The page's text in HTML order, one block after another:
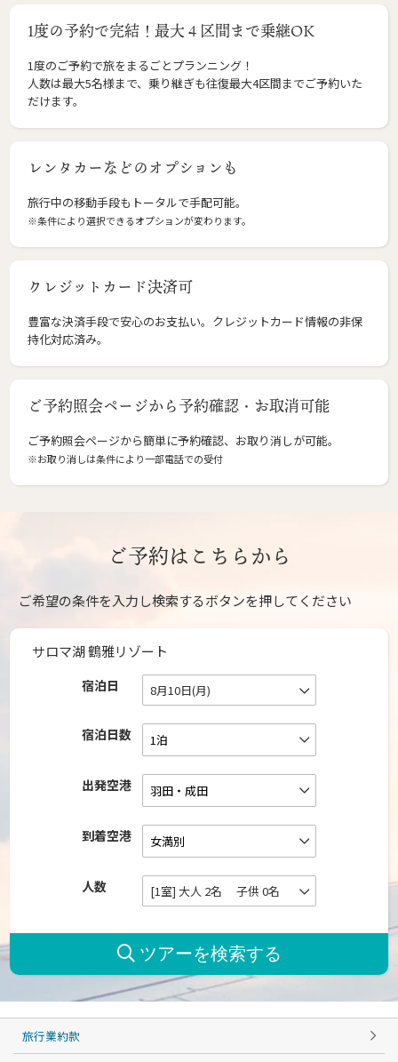
1度の予約で完結！最大４区間まで乗継OK
1度のご予約で旅をまるごとプランニング！
人数は最大5名様まで、乗り継ぎも往復最大4区間までご予約いた
だけます。
レンタカーなどのオプションも
旅行中の移動手段もトータルで手配可能。
※条件により選択できるオプションが変わります。
クレジットカード決済可
豊富な決済手段で安心のお支払い。クレジットカード情報の非保
持化対応済み。
ご予約照会ページから予約確認・お取消可能
ご予約照会ページから簡単に予約確認、お取り消しが可能。
※お取り消しは条件により一部電話での受付
ご予約はこちらから
ご希望の条件を入力し検索するボタンを押してください
サロマ湖 鶴雅リゾート
宿泊日 8月10日(月)
宿泊日数
出発空港
到着空港
人数 [1室] 大人 2名 子供 0名
旅行業約款